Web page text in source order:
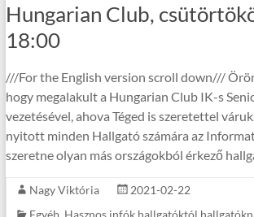
Hungarian Club,
18:00
///For the English version scroll down///
hogy megalakult a Hungarian Club IK-s
vezetésével, ahova Téged is szeretettel
nyitott minden Hallgató számára az
szeretne olyan más országokból érkező
Nagy Viktória
2021-02-22